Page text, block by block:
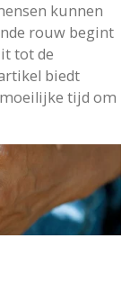
kunnen
rouw begint
tot de
biedt
tijd om